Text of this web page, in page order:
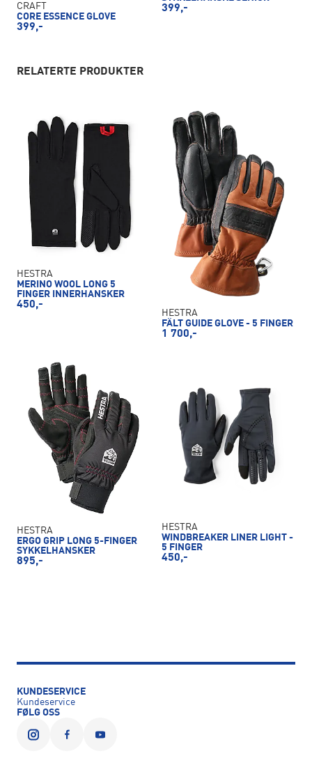
CRAFT
CORE ESSENCE GLOVE
399,-
399,-
RELATERTE PRODUKTER
HESTRA
MERINO WOOL LONG 5
FINGER INNERHANSKER
450,-
HESTRA
FÄLT GUIDE GLOVE - 5 FINGER
1 700,-
HESTRA
ERGO GRIP LONG 5-FINGER
SYKKELHANSKER
895,-
HESTRA
WINDBREAKER LINER LIGHT -
5 FINGER
450,-
KUNDESERVICE
Kundeservice
FØLG OSS